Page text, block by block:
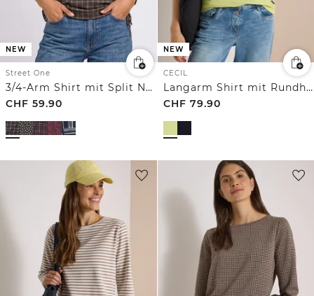
NEW
Street One
3/4-Arm Shirt mit Split Neck und Print
CHF 59.90
NEW
CECIL
Langarm Shirt mit Rundhals und Streifendetail
CHF 79.90